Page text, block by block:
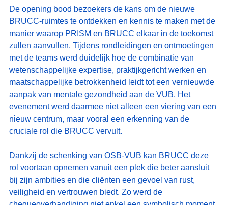
De opening bood bezoekers de kans om de nieuwe
BRUCC‑ruimtes te ontdekken en kennis te maken met de
manier waarop PRISM en BRUCC elkaar in de toekomst
zullen aanvullen. Tijdens rondleidingen en ontmoetingen
met de teams werd duidelijk hoe de combinatie van
wetenschappelijke expertise, praktijkgericht werken en
maatschappelijke betrokkenheid leidt tot een vernieuwde
aanpak van mentale gezondheid aan de VUB. Het
evenement werd daarmee niet alleen een viering van een
nieuw centrum, maar vooral een erkenning van de
cruciale rol die BRUCC vervult.
Dankzij de schenking van OSB‑VUB kan BRUCC deze
rol voortaan opnemen vanuit een plek die beter aansluit
bij zijn ambities en die cliënten een gevoel van rust,
veiligheid en vertrouwen biedt. Zo werd de